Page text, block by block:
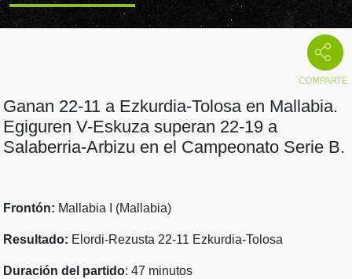
Ganan 22-11 a Ezkurdia-Tolosa en Mallabia.
Egiguren V-Eskuza superan 22-19 a
Salaberria-Arbizu en el Campeonato Serie B.
Frontón: Mallabia I (Mallabia)
Resultado: Elordi-Rezusta 22-11 Ezkurdia-Tolosa
Duración del partido: 47 minutos